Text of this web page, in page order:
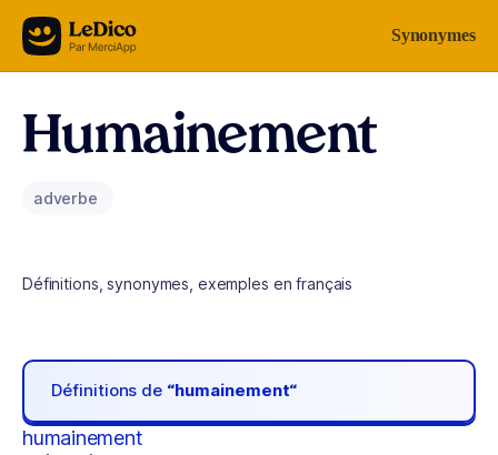
Aller au contenu Synonymes
Humainement
adverbe
Définitions, synonymes, exemples en français
Définitions de “humainement“
humainement